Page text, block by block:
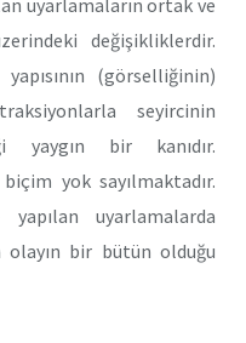
uyarlamaların ortak ve
değişikliklerdir.
(görselliğinin)
seyircinin
yaygın bir kanıdır.
yok sayılmaktadır.
uyarlamalarda
olayın bir bütün olduğu